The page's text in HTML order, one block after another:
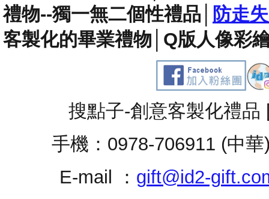
禮物--獨一無二個性禮品
防走
客製化的畢業禮物 Q版人像彩
搜點子-創意客製化禮
手機：0978-706911 (中
E-mail ： gift@id2-